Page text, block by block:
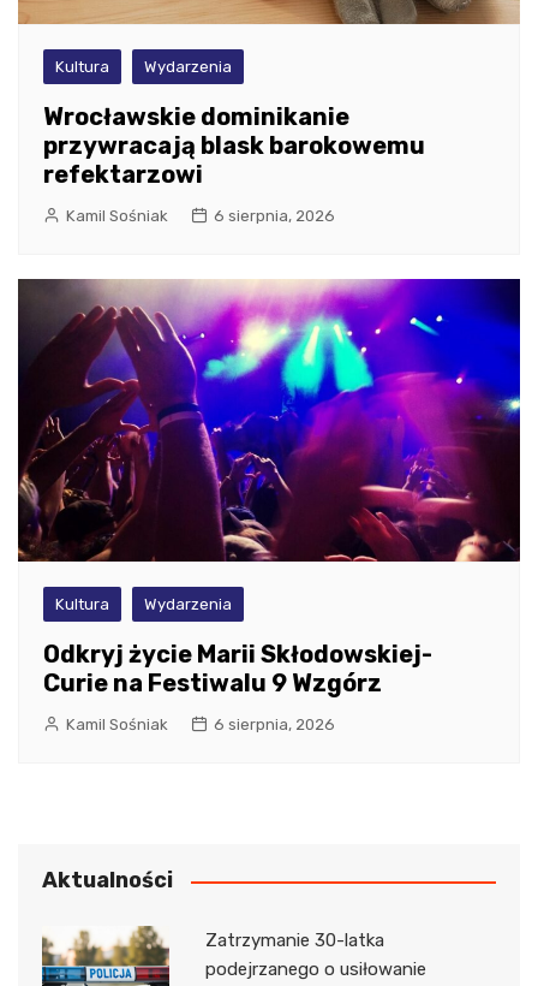
Kultura Wydarzenia
Wrocławskie dominikanie
przywracają blask barokowemu
refektarzowi
Kamil Sośniak 6 sierpnia, 2026
Kultura Wydarzenia
Odkryj życie Marii Skłodowskiej-
Curie na Festiwalu 9 Wzgórz
Kamil Sośniak 6 sierpnia, 2026
Aktualności
Zatrzymanie 30-latka
podejrzanego o usiłowanie